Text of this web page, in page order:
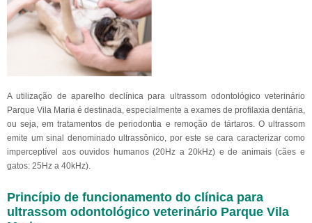
A utilização de aparelho declínica para ultrassom odontológico veterinário
Parque Vila Maria é destinada, especialmente a exames de profilaxia dentária,
ou seja, em tratamentos de periodontia e remoção de tártaros. O ultrassom
emite um sinal denominado ultrassônico, por este se cara caracterizar como
imperceptível aos ouvidos humanos (20Hz a 20kHz) e de animais (cães e
gatos: 25Hz a 40kHz).
Princípio de funcionamento do clínica para
ultrassom odontológico veterinário Parque Vila